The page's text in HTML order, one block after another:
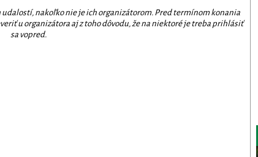
nakoľko nie je ich organizátorom. Pred termínom konania
u organizátora aj z toho dôvodu, že na niektoré je treba prihlásiť
sa vopred.